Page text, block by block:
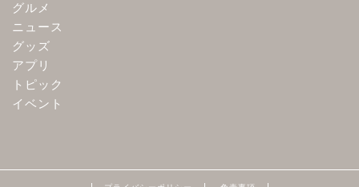
グルメ
ニュース
グッズ
アプリ
トピック
イベント